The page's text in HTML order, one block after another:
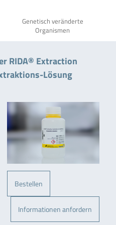
Genetisch veränderte
Organismen
RIDA® Extraction
Lösung
Bestellen
Informationen anfordern